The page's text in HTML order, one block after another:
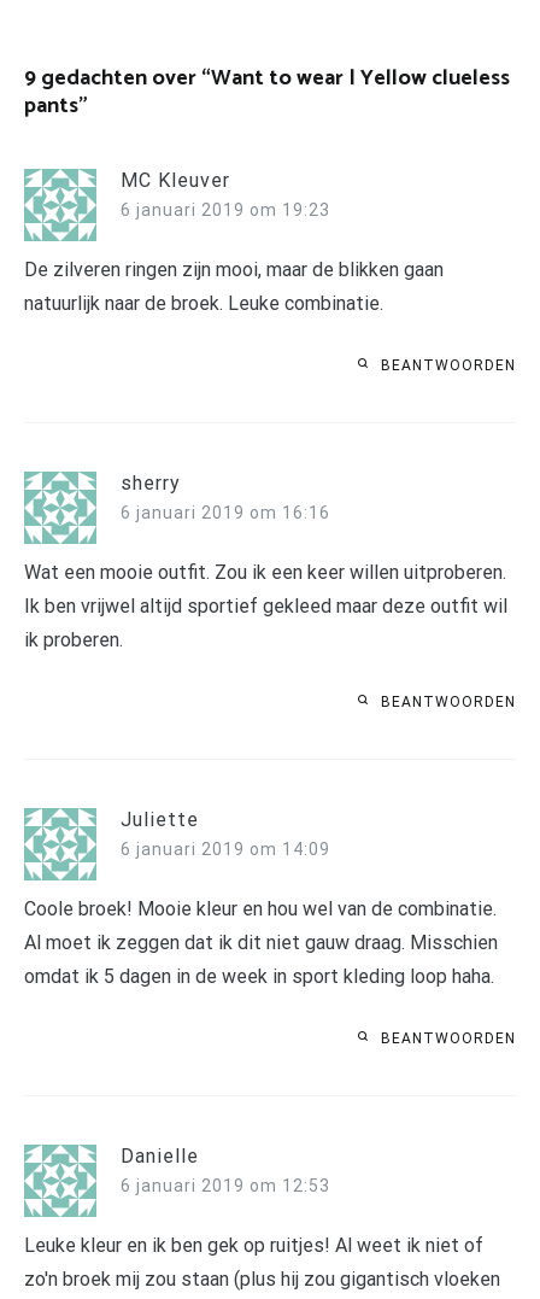
9 gedachten over “Want to wear | Yellow clueless
pants”
MC Kleuver
6 januari 2019 om 19:23
De zilveren ringen zijn mooi, maar de blikken gaan
natuurlijk naar de broek. Leuke combinatie.
BEANTWOORDEN
sherry
6 januari 2019 om 16:16
Wat een mooie outfit. Zou ik een keer willen uitproberen.
Ik ben vrijwel altijd sportief gekleed maar deze outfit wil
ik proberen.
BEANTWOORDEN
Juliette
6 januari 2019 om 14:09
Coole broek! Mooie kleur en hou wel van de combinatie.
Al moet ik zeggen dat ik dit niet gauw draag. Misschien
omdat ik 5 dagen in de week in sport kleding loop haha.
BEANTWOORDEN
Danielle
6 januari 2019 om 12:53
Leuke kleur en ik ben gek op ruitjes! Al weet ik niet of
zo'n broek mij zou staan (plus hij zou gigantisch vloeken